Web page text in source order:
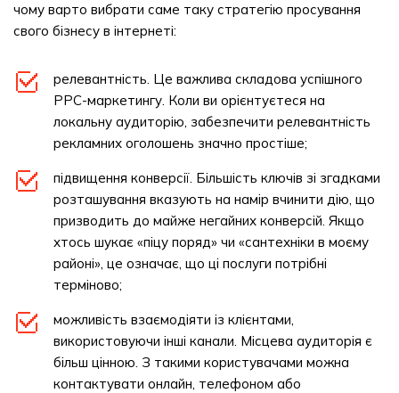
чому варто вибрати саме таку стратегію просування
свого бізнесу в інтернеті:
релевантність. Це важлива складова успішного
PPC-маркетингу. Коли ви орієнтуєтеся на
локальну аудиторію, забезпечити релевантність
рекламних оголошень значно простіше;
підвищення конверсії. Більшість ключів зі згадками
розташування вказують на намір вчинити дію, що
призводить до майже негайних конверсій. Якщо
хтось шукає «піцу поряд» чи «сантехніки в моєму
районі», це означає, що ці послуги потрібні
терміново;
можливість взаємодіяти із клієнтами,
використовуючи інші канали. Місцева аудиторія є
більш цінною. З такими користувачами можна
контактувати онлайн, телефоном або